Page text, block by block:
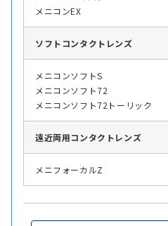
メニコンEX
ソフト コンタクトレンズ
メニコンソフトS
メニコンソフト72
メニコンソフト72トーリック
遠近両用コンタクトレンズ
メニフォーカルZ